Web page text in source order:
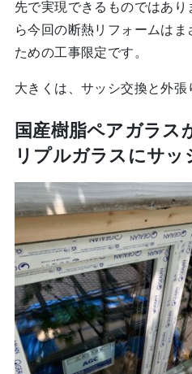
先で実現できるものではあ
ら今回の断熱リフォームは
ための工事限定です。
大きくは、サッシ交換と外張
国産樹脂ペアガラス
リプルガラスにサッ